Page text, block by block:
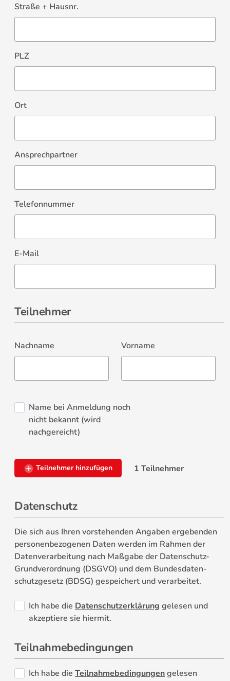
Straße + Hausnr.
PLZ
Ort
Ansprechpartner
Telefonnummer
E-Mail
Teilnehmer
Nachname Vorname
Name bei Anmeldung noch
nicht bekannt (wird
nachgereicht)
Teilnehmer hinzufügen 1 Teilnehmer
Datenschutz
Die sich aus Ihren vorstehenden Angaben ergebenden
personen­bezogenen Daten werden im Rahmen der
Daten­verarbeitung nach Maß­gabe der Daten­schutz-
Grund­verordnung (DSGVO) und dem Bundes­daten­
schutz­gesetz (BDSG) ge­speichert und verarbeitet.
Ich habe die Datenschutzerklärung gelesen und
akzeptiere sie hiermit.
Teilnahmebedingungen
Ich habe die Teilnahmebedingungengelesen